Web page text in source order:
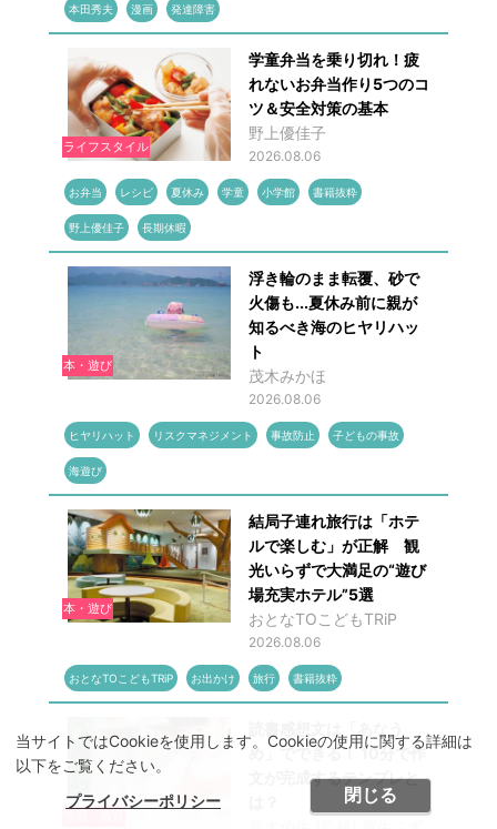
当サイトではCookieを使用します。Cookieの使用に関する詳細は
以下をご覧ください。
プライバシーポリシー
閉じる
本田秀夫 漫画 発達障害
ライフスタイル
学童弁当を乗り切れ！疲
れないお弁当作り5つのコ
ツ＆安全対策の基本
野上優佳子
2026.08.06
お弁当 レシピ 夏休み 学童 小学館 書籍抜粋
野上優佳子 長期休暇
本・遊び
浮き輪のまま転覆、砂で
火傷も...夏休み前に親が
知るべき海のヒヤリハッ
ト
茂木みかほ
2026.08.06
ヒヤリハット リスクマネジメント 事故防止 子どもの事故
海遊び
本・遊び
結局子連れ旅行は「ホテ
ルで楽しむ」が正解 観
光いらずで大満足の“遊び
場充実ホテル”5選
おとなTOこどもTRiP
2026.08.06
おとなTOこどもTRiP お出かけ 旅行 書籍抜粋
め」でできる！ 10分で作
文が完成するテンプレと